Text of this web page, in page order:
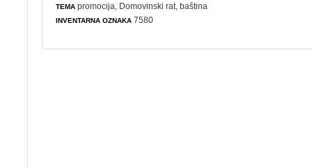
TEMA promocija Domovinski rat ,baština
INVENTARNA OZNAKA 7580